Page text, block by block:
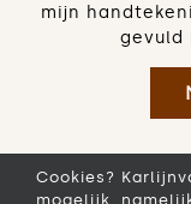
mijn
gevuld
Cookies?
mogelijk,